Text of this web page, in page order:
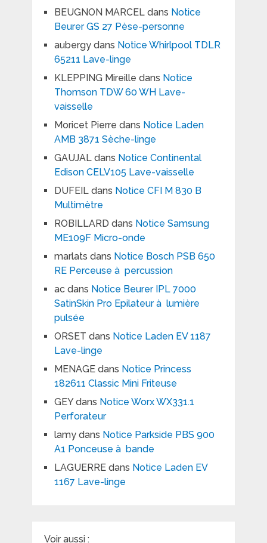
BEUGNON MARCELdans Notice
Beurer GS 27 Pèse-personne
aubergydans Notice Whirlpool TDLR
65211 Lave-linge
KLEPPING Mireille dans Notice
Thomson TDW 60 WH Lave-
vaisselle
Moricet Pierre dans Notice Laden
AMB 3871 Sèche-linge
GAUJALdans Notice Continental
Edison CELV105 Lave-vaisselle
DUFEILdans Notice CFI M 830 B
Multimètre
ROBILLARD dans Notice Samsung
ME109F Micro-onde
marlats dans Notice Bosch PSB 650
RE Perceuse à percussion
acdans Notice Beurer IPL 7000
SatinSkin Pro Epilateur à lumière
pulsée
ORSET dans Notice Laden EV 1187
Lave-linge
MENAGEdans Notice Princess
182611 Classic Mini Friteuse
GEYdans Notice Worx WX331.1
Perforateur
lamydans Notice Parkside PBS 900
A1 Ponceuse à bande
LAGUERREdans Notice Laden EV
1167 Lave-linge
Voir aussi :